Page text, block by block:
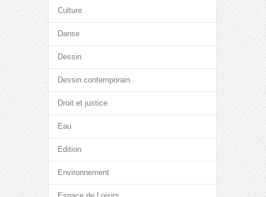
Culture
Danse
Dessin
Dessin contemporain
Droit et justice
Eau
Edition
Environnement